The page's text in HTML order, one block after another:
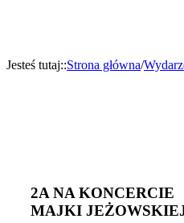
Jesteś tutaj::Strona główna/
2A NA KONCERCIE
MAJKI